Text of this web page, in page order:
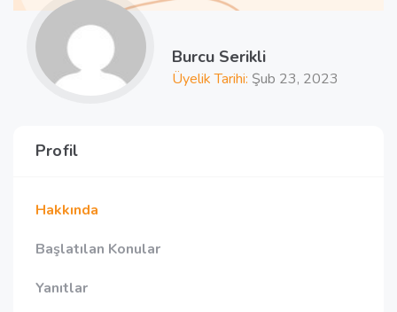
Burcu Serikli
Üyelik Tarihi: Şub 23, 2023
Profil
Hakkında
Başlatılan Konular
Yanıtlar